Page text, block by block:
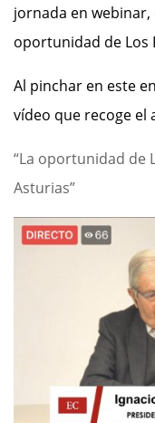
jornada en webinar,
oportunidad de Los
Al pinchar en este
vídeo que recoge el
“La oportunidad de
Asturias”